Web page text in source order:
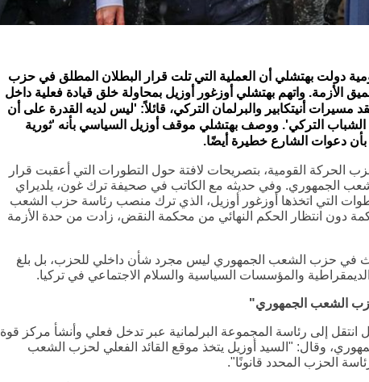
دولت بهتشلي أن العملية التي تلت قرار البطلان المطلق في حزب
الأزمة. واتهم بهتشلي أوزغور أوزيل بمحاولة خلق قيادة فعلية داخل
أنيتكابير والبرلمان التركي، قائلاً: 'ليس لديه القدرة على أن
الشباب التركي'. ووصف بهتشلي موقف أوزيل السياسي بأنه 'ثورية
دعوات الشارع خطيرة أيضًا.
القومية، بتصريحات لافتة حول التطورات التي أعقبت قرار
الجمهوري. وفي حديثه مع الكاتب في صحيفة ترك غون، يلديراي
التي اتخذها أوزغور أوزيل، الذي ترك منصب رئاسة حزب الشعب
دون انتظار الحكم النهائي من محكمة النقض، زادت من حدة الأزمة
في حزب الشعب الجمهوري ليس مجرد شأن داخلي للحزب، بل بلغ
والمؤسسات السياسية والسلام الاجتماعي في تركيا.
الشعب الجمهوري"
انتقل إلى رئاسة المجموعة البرلمانية عبر تدخل فعلي وأنشأ مركز قوة
وقال: "السيد أوزيل يتخذ موقع القائد الفعلي لحزب الشعب
الحزب المحدد قانونًا".